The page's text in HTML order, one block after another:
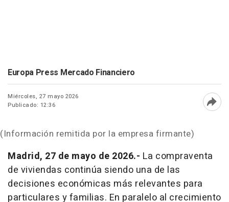
Europa Press Mercado Financiero
Miércoles, 27 mayo 2026
Publicado: 12:36
(Información remitida por la empresa firmante)
Madrid, 27 de mayo de 2026.- La compraventa
de viviendas continúa siendo una de las
decisiones económicas más relevantes para
particulares y familias. En paralelo al crecimiento